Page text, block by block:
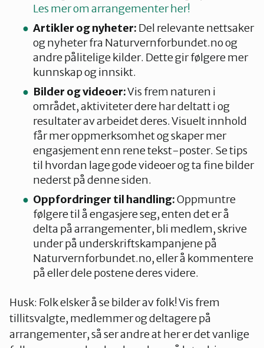
Les mer om arrangementer her!
Artikler og nyheter: Del relevante nettsaker
og nyheter fra Naturvernforbundet.no og
andre pålitelige kilder. Dette gir følgere mer
kunnskap og innsikt.
Bilder og videoer:Vis frem naturen i
området, aktiviteter dere har deltatt i og
resultater av arbeidet deres. Visuelt innhold
får mer oppmerksomhet og skaper mer
engasjement enn rene tekst-poster. Se tips
til hvordan lage gode videoer og ta fine bilder
nederst på denne siden.
Oppfordringer til handling:Oppmuntre
følgere til å engasjere seg, enten det er å
delta på arrangementer, bli medlem, skrive
under på underskriftskampanjene på
Naturvernforbundet.no, eller å kommentere
på eller dele postene deres videre.
Husk: Folk elsker å se bilder av folk! Vis frem
tillitsvalgte, medlemmer og deltagere på
arrangementer, så ser andre at her er det vanlige